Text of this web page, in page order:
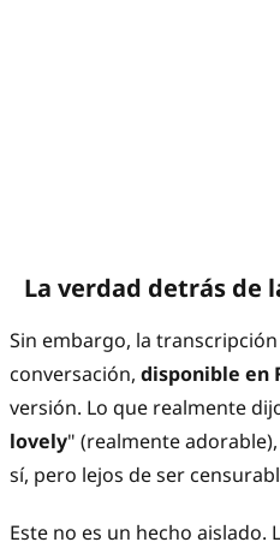
La verdad detrás de
Sin embargo, la
conversación, disponible en
versión. Lo que realmente
lovely" (realmente
sí, pero lejos de ser
Este no es un hecho aislado.